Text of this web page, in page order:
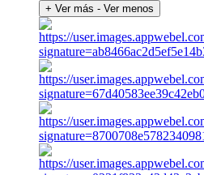
+ Ver más - Ver menos